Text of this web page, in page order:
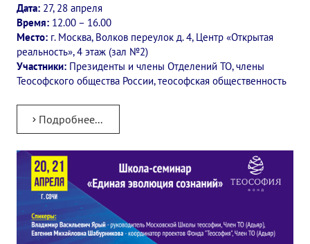
Дата: 27, 28 апреля
Время: 12.00 – 16.00
Место: г. Москва, Волков переулок д. 4, Центр «Открытая
реальность», 4 этаж (зал №2)
Участники: Президенты и члены Отделений ТО, члены
Теософского общества России, теософская общественность
Подробнее...